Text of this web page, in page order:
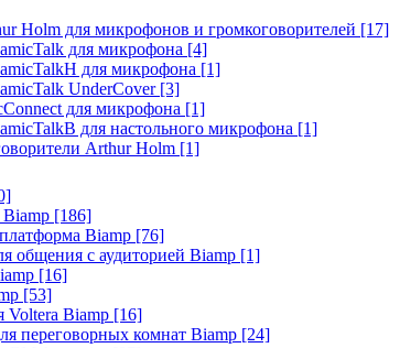
Holm для микрофонов и громкоговорителей [17]
для микрофона [4]
для микрофона [1]
UnderCover [3]
для микрофона [1]
для настольного микрофона [1]
Arthur Holm [1]
[186]
Biamp [76]
общения с аудиторией Biamp [1]
[16]
[53]
Voltera Biamp [16]
переговорных комнат Biamp [24]